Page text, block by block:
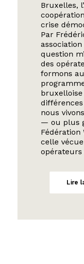
Bruxelles,
crise
Par
question
des
formons
nous
— ou plus
celle
Lire